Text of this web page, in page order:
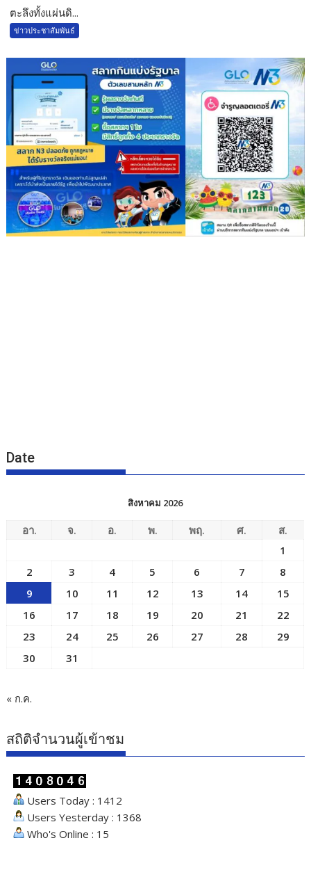
​ตะลึงทั้งแผ่นดิ...
ข่าวประชาสัมพันธ์
Date
สิงหาคม 2026
อา. จ. อ. พ. พฤ. ศ.
ส.
1
2
3 4 5 6 7
8
9
10 11 12 13 14
15
16
17 18 19 20 21
22
23
24 25 26 27 28
29
30
31
« ก.ค.
สถิติจำนวนผู้เข้าชม
Users Today : 1412
Users Yesterday : 1368
Who's Online : 15